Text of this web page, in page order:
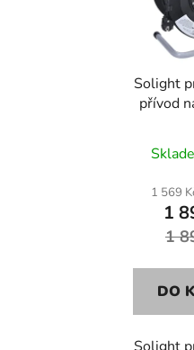
Solight
přívod
kabel,
1 569
1
1
DO